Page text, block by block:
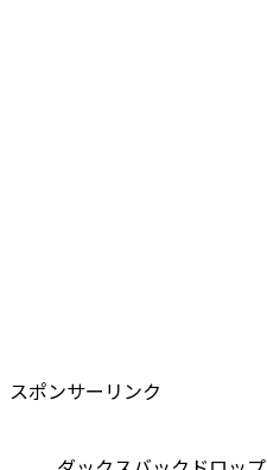
スポンサーリンク